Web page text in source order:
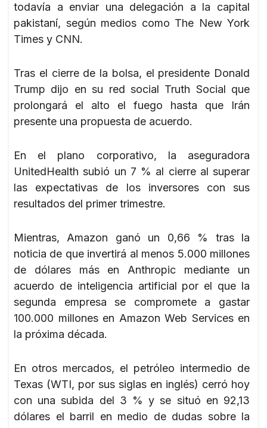
todavía a enviar una delegación a la capital
pakistaní, según medios como The New York
Times y CNN.
Tras el cierre de la bolsa, el presidente Donald
Trump dijo en su red social Truth Social que
prolongará el alto el fuego hasta que Irán
presente una propuesta de acuerdo.
En el plano corporativo, la aseguradora
UnitedHealth subió un 7 % al cierre al superar
las expectativas de los inversores con sus
resultados del primer trimestre.
Mientras, Amazon ganó un 0,66 % tras la
noticia de que invertirá al menos 5.000 millones
de dólares más en Anthropic mediante un
acuerdo de inteligencia artificial por el que la
segunda empresa se compromete a gastar
100.000 millones en Amazon Web Services en
la próxima década.
En otros mercados, el petróleo intermedio de
Texas (WTI, por sus siglas en inglés) cerró hoy
con una subida del 3 % y se situó en 92,13
dólares el barril en medio de dudas sobre la